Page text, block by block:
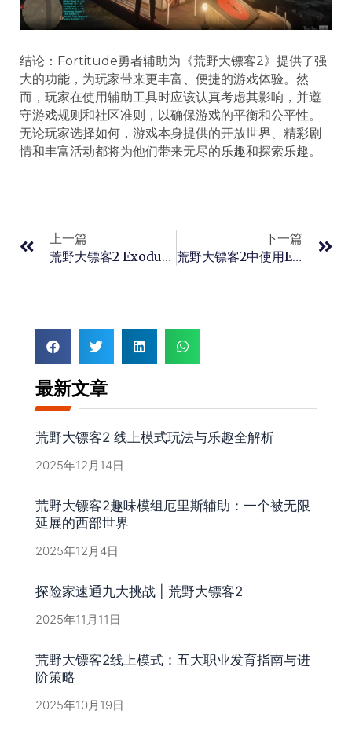
结论：Fortitude勇者辅助为《荒野大镖客2》提供了强
大的功能，为玩家带来更丰富、便捷的游戏体验。然
而，玩家在使用辅助工具时应该认真考虑其影响，并遵
守游戏规则和社区准则，以确保游戏的平衡和公平性。
无论玩家选择如何，游戏本身提供的开放世界、精彩剧
情和丰富活动都将为他们带来无尽的乐趣和探索乐趣。
上一篇
荒野大镖客2 Exodus辅助的优点
下一篇
荒野大镖客2中使用Exodus辅助的优势和便利
最新文章
荒野大镖客2 线上模式玩法与乐趣全解析
2025年12月14日
荒野大镖客2趣味模组厄里斯辅助：一个被无限
延展的西部世界
2025年12月4日
探险家速通九大挑战 | 荒野大镖客2
2025年11月11日
荒野大镖客2线上模式：五大职业发育指南与进
阶策略
2025年10月19日